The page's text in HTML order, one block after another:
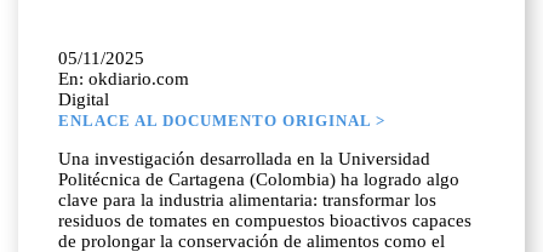
05/11/2025
En: okdiario.com
Digital
ENLACE AL DOCUMENTO ORIGINAL >
Una investigación desarrollada en la Universidad
Politécnica de Cartagena (Colombia) ha logrado algo
clave para la industria alimentaria: transformar los
residuos de tomates en compuestos bioactivos capaces
de prolongar la conservación de alimentos como el